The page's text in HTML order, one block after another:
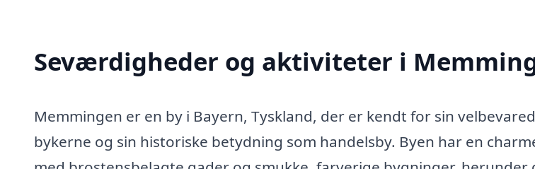
Seværdigheder og aktiviteter i
Memmingen er en by i Bayern, Tyskland, der er kendt for sin
bykerne og sin historiske betydning som handelsby. Byen har en